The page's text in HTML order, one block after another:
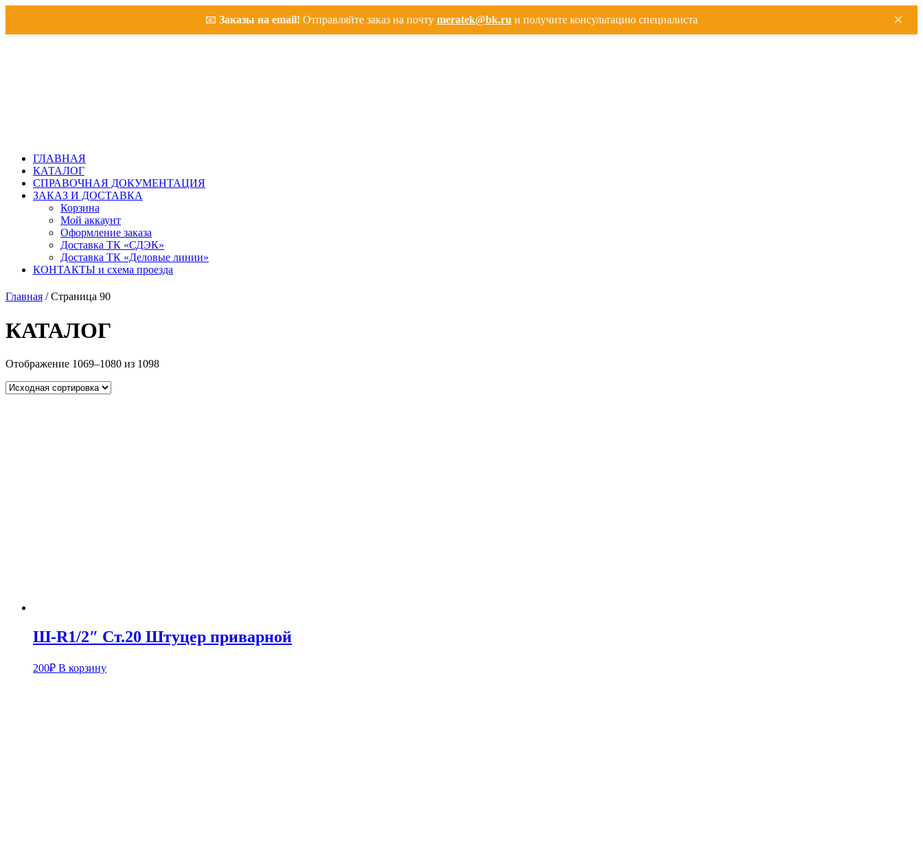
📧 Заказы на email! Отправляйте заказ на почту meratek@bk.ru и получите консультацию специалиста ×
ГЛАВНАЯ
КАТАЛОГ
СПРАВОЧНАЯ ДОКУМЕНТАЦИЯ
ЗАКАЗ И ДОСТАВКА
Корзина
Мой аккаунт
Оформление заказа
Доставка ТК «СДЭК»
Доставка ТК «Деловые линии»
КОНТАКТЫ и схема проезда
Главная / Страница 90
КАТАЛОГ
Отображение 1069–1080 из 1098
Ш-R1/2″ Ст.20 Штуцер приварной
200₽ В корзину